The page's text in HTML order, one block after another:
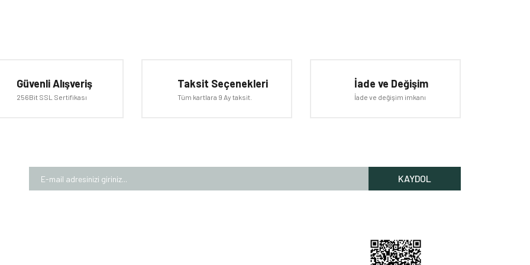
Güvenli Alışveriş
256Bit SSL Sertifikası
Taksit Seçenekleri
Tüm kartlara 9 Ay taksit.
İade ve Değişim
İade ve değişim imkanı
KAYDOL